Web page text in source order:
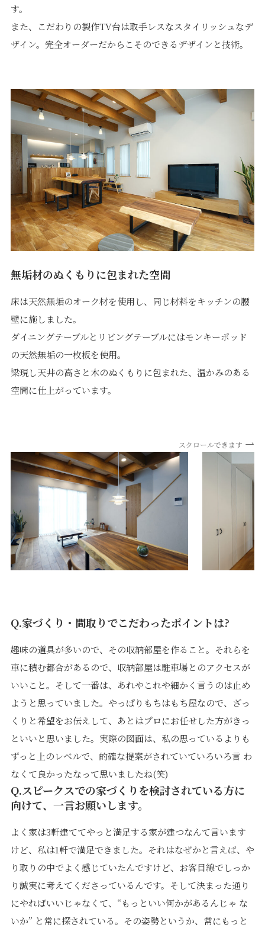
す。
また、こだわりの製作TV台は取手レスなスタイリッシュなデ
ザイン。完全オーダーだからこそのできるデザインと技術。
無垢材のぬくもりに包まれた空間
床は天然無垢のオーク材を使用し、同じ材料をキッチンの腰
壁に施しました。
ダイニングテーブルとリビングテーブルにはモンキーポッド
の天然無垢の一枚板を使用。
梁現し天井の高さと木のぬくもりに包まれた、温かみのある
空間に仕上がっています。
スクロールできます
Q.家づくり・間取りでこだわったポイントは?
趣味の道具が多いので、その収納部屋を作ること。それらを
車に積む都合があるので、収納部屋は駐車場とのアクセスが
いいこと。そして一番は、あれやこれや細かく言うのは止め
ようと思っていました。やっぱりもちはもち屋なので、ざっ
くりと希望をお伝えして、あとはプロにお任せした方がきっ
といいと思いました。実際の図面は、私の思っているよりも
ずっと上のレベルで、的確な提案がされていていろいろ言 わ
なくて良かったなって思いましたね(笑)
Q.スピークスでの家づくりを検討されている方に
向けて、一言お願いします。
よく家は3軒建ててやっと満足する家が建つなんて言います
けど、私は1軒で満足できました。それはなぜかと言えば、や
り取りの中でよく感じていたんですけど、お客目線でしっか
り誠実に考えてくださっているんです。そして決まった通り
にやればいいじゃなくて、“もっといい何かがあるんじゃ な
いか” と常に探されている。その姿勢というか、常にもっと